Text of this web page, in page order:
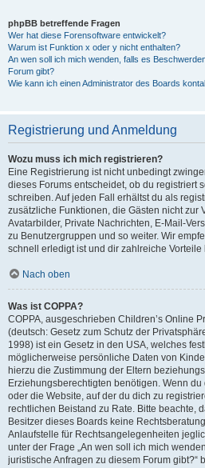
phpBB betreffende Fragen
Wer hat diese Forensoftware entwickelt?
Warum ist Funktion x oder y nicht enthalten?
An wen soll ich mich wenden, falls es
Forum gibt?
Wie kann ich einen Administrator des Boards
Registrierung und Anmeldung
Wozu muss ich mich registrieren?
Eine Registrierung ist nicht unbedingt
dieses Forums entscheidet, ob du registriert
schreiben. Auf jeden Fall erhältst du als
zusätzliche Funktionen, die Gästen nicht zur
Avatarbilder, Private Nachrichten, E-Mail-
zu Benutzergruppen und so weiter. Wir
schnell erledigt ist und dir zahlreiche Vorteile
Nach oben
Was ist COPPA?
COPPA, ausgeschrieben Children’s Online
(deutsch: Gesetz zum Schutz der
1998) ist ein Gesetz in den USA, welches
möglicherweise persönliche Daten von
hierzu die Zustimmung der Eltern
Erziehungsberechtigten benötigen. Wenn
oder die Website, auf der du dich zu
rechtlichen Beistand zu Rate. Bitte beachte,
Besitzer dieses Boards keine
Anlaufstelle für Rechtsangelegenheiten
unter der Frage „An wen soll ich mich
juristische Anfragen zu diesem Forum gibt?“